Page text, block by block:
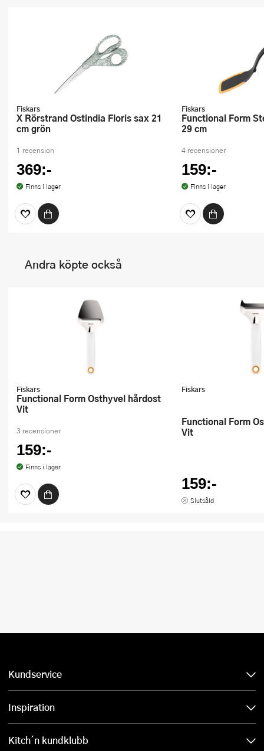
Fiskars
x Rörstrand Ostindia Floris sax 21
cm grön
1 recension
369:-
Finns i lager
Fiskars
Functional Form Stekspade Silikon
29 cm
4 recensioner
159:-
Finns i lager
Andra köpte också
Fiskars
Functional Form Osthyvel hårdost
Vit
3 recensioner
159:-
Finns i lager
Fiskars
Functional Form Osthyvel Mjukost
Vit
159:-
Slutsåld
Kundservice
Inspiration
Kitch´n kundklubb